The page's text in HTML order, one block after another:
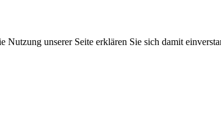
unserer Seite erklären Sie sich damit